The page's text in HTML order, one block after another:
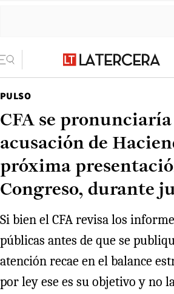
PULSO
CFA se pronunciaría
acusación de
próxima
Congreso, durante
Si bien el CFA revisa los
públicas antes de que se
atención recae en el balance
por ley ese es su objetivo y no